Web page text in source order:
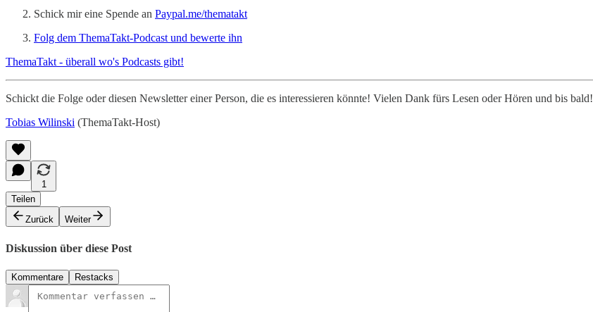
Schick mir eine Spende an Paypal.me/thematakt
Folg dem ThemaTakt-Podcast und bewerte ihn
ThemaTakt - überall wo's Podcasts gibt!
Schickt die Folge oder diesen Newsletter einer Person, die es interessieren könnte! Vielen Dank fürs Lesen oder Hören und bis bald!
Tobias Wilinski (ThemaTakt-Host)
1
Teilen
Zurück
Weiter
Diskussion über diese Post
Kommentare Restacks